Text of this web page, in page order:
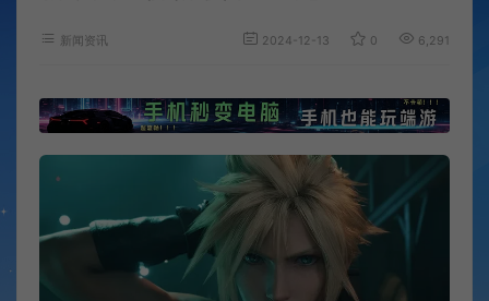
新闻资讯 2024-12-13 0 6,291